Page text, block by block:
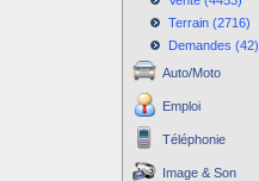
Terrain (2716)
Demandes (42)
Auto/Moto
Emploi
Téléphonie
Image & Son